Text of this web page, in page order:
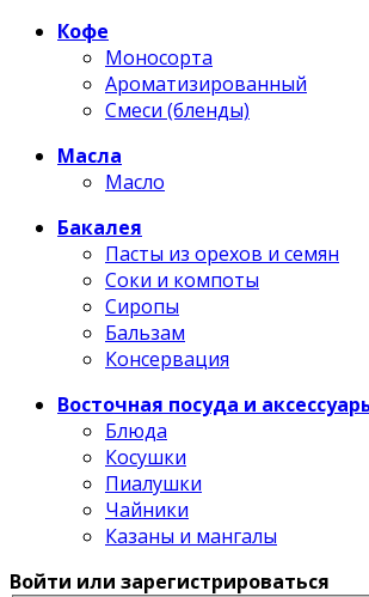
Кофе
Моносорта
Ароматизированный
Смеси (бленды)
Масла
Масло
Бакалея
Пасты из орехов и семян
Соки и компоты
Сиропы
Бальзам
Консервация
Восточная посуда и
Блюда
Косушки
Пиалушки
Чайники
Казаны и мангалы
Войти или зарегистрироваться